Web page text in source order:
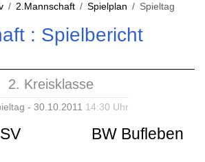
2.Mannschaft Spielplan Spieltag
: Spielbericht
2. Kreisklasse
- 30.10.2011 14:30 Uhr
BW Bufleben